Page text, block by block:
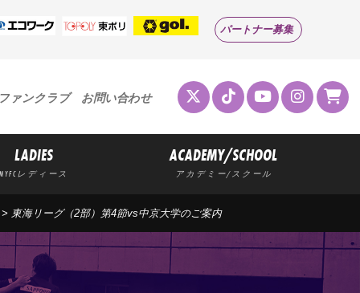
パートナー募集
ァンクラブ お問い合わせ
LADIES
MYFCレディース
ACADEMY/SCHOOL
アカデミー/スクール
東海リーグ（2部）第4節vs中京大学のご案内